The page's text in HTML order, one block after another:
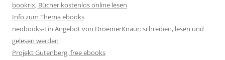
bookrix, Bücher kostenlos online lesen
Info zum Thema ebooks
neobooks-Ein Angebot von DroemerKnaur: schreiben, lesen und
gelesen werden
Projekt Gutenberg, free ebooks